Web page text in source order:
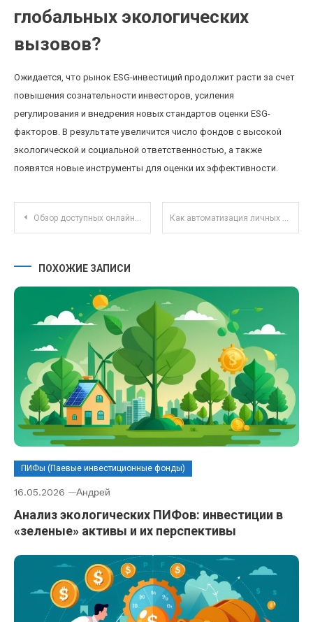
глобальных экологических
вызовов?
Ожидается, что рынок ESG-инвестиций продолжит расти за счет
повышения сознательности инвесторов, усиления
регулирования и внедрения новых стандартов оценки ESG-
факторов. В результате увеличится число фондов с высокой
экологической и социальной ответственностью, а также
появятся новые инструменты для оценки их эффективности.
Навигация по записям
Обзор доступных онлайн-курсов для начинающих инвесторов: легкий старт и основы обучения Как автоматизация личных финансов помогает снизить расходы и избежать impulsных покупок
ПОХОЖИЕ ЗАПИСИ
ПИФы (Паевые инвестиционные фонды)
16.05.2026 Андрей
Анализ экологических ПИФов: инвестиции в
«зеленые» активы и их перспективы